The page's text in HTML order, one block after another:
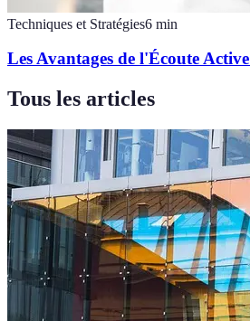
Techniques et Stratégies6 min
Les Avantages de l'Écoute
Tous les articles